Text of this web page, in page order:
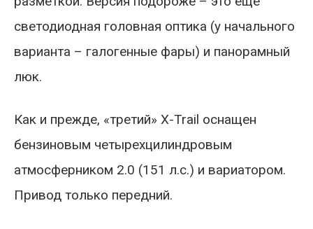
светодиодная головная оптика (у начального
варианта – галогенные фары) и панорамный
люк.
Как и прежде, «третий» X-Trail оснащен
бензиновым четырехцилиндровым
атмосферником 2.0 (151 л.с.) и вариатором.
Привод только передний.